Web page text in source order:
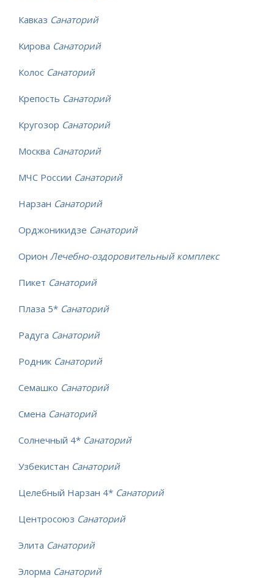
Кавказ Санаторий
Кирова Санаторий
Колос Санаторий
Крепость Санаторий
Кругозор Санаторий
Москва Санаторий
МЧС России Санаторий
Нарзан Санаторий
Орджоникидзе Санаторий
Орион Лечебно-оздоровительный комплекс
Пикет Санаторий
Плаза 5* Санаторий
Радуга Санаторий
Родник Санаторий
Семашко Санаторий
Смена Санаторий
Солнечный 4* Санаторий
Узбекистан Санаторий
Целебный Нарзан 4* Санаторий
Центросоюз Санаторий
Элита Санаторий
Элорма Санаторий